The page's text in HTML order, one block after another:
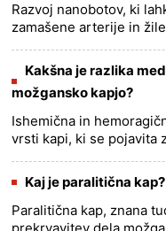
Razvoj nanobotov, ki
zamašene arterije in
v......
more >>
Kakšna je razlika
možgansko kapjo?
Ishemična in
vrsti kapi, ki se pojavita
hemoragično možgansko
Kaj je paralitična kap?
Paralitična kap, znana